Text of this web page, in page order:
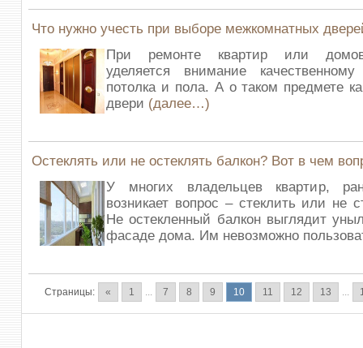
Что нужно учесть при выборе межкомнатных
При ремонте квартир или
уделяется внимание
потолка и пола. А о таком предмете
двери (далее…)
Остеклять или не остеклять балкон? Вот в чем
У многих владельцев квартир,
возникает вопрос – стеклить или не
Не остекленный балкон выглядит
фасаде дома. Им невозможно
Страницы: « 1 ... 7 8 9 10 11 12 13 ...